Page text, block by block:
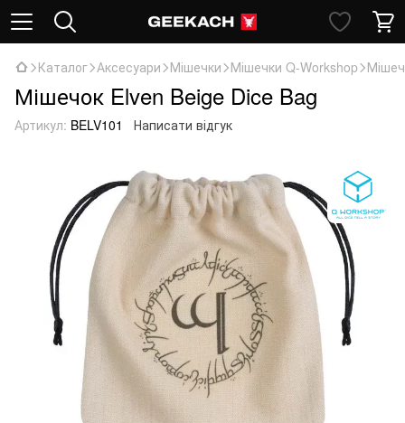
Каталог Аксесуари Мішечки Мішечки Q-Workshop
Мішечок Elven Beige Dice Bag
Артикул: BELV101 Написати відгук